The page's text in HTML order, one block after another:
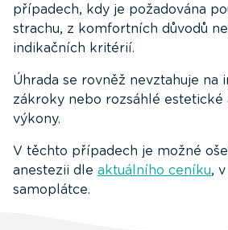
případech, kdy je požadována
strachu, z komfortních důvodů
indikačních kritérií.
Úhrada se rovněž nevztahuje na
zákroky nebo rozsáhlé
výkony.
V těchto případech je možné
anestezii dle aktuálního ceníku,
samoplátce.